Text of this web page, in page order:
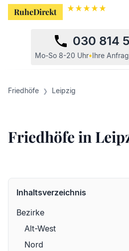
RuheDirekt
030 814
Mo-So 8-20 Uhr•Ihre
Friedhöfe Leipzig
Friedhöfe in
Inhaltsverzeichnis
Bezirke
Alt-West
Nord